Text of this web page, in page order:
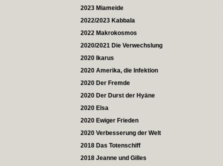
2023 Miameide
2022/2023 Kabbala
2022 Makrokosmos
2020/2021 Die Verwechslung
2020 Ikarus
2020 Amerika, die Infektion
2020 Der Fremde
2020 Der Durst der Hyäne
2020 Elsa
2020 Ewiger Frieden
2020 Verbesserung der Welt
2018 Das Totenschiff
2018 Jeanne und Gilles